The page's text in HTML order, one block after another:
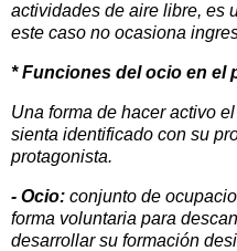
actividades de aire libre, es
este caso no ocasiona
* Funciones del ocio en el
Una forma de hacer activo
sienta identificado con su
protagonista.
- Ocio: conjunto de
forma voluntaria para
desarrollar su formación